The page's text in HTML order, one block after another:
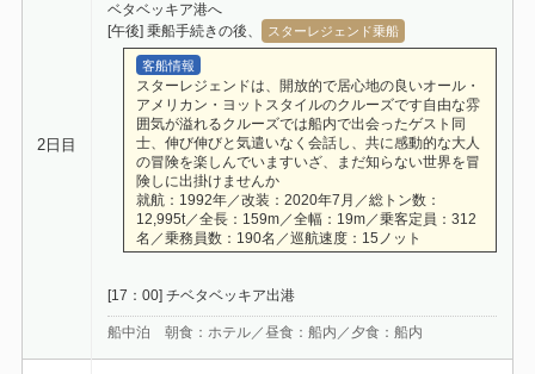
2日目
ベタベッキア港へ
[午後] 乗船手続きの後、
スターレジェンド乗船
客船情報
スターレジェンドは、開放的で居心地の良いオール・
アメリカン・ヨットスタイルのクルーズです自由な雰
囲気が溢れるクルーズでは船内で出会ったゲスト同
士、伸び伸びと気遣いなく会話し、共に感動的な大人
の冒険を楽しんでいますいざ、まだ知らない世界を冒
険しに出掛けませんか
就航：1992年／改装：2020年7月／総トン数：
12,995t／全長：159m／全幅：19m／乗客定員：312
名／乗務員数：190名／巡航速度：15ノット
[17：00] チベタベッキア出港
船中泊 朝食：ホテル／昼食：船内／夕食：船内